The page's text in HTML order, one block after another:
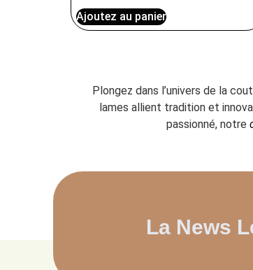
Ajoutez au panier
Plongez dans l’univers de la
lames allient tradition et
passionné, notre
La News